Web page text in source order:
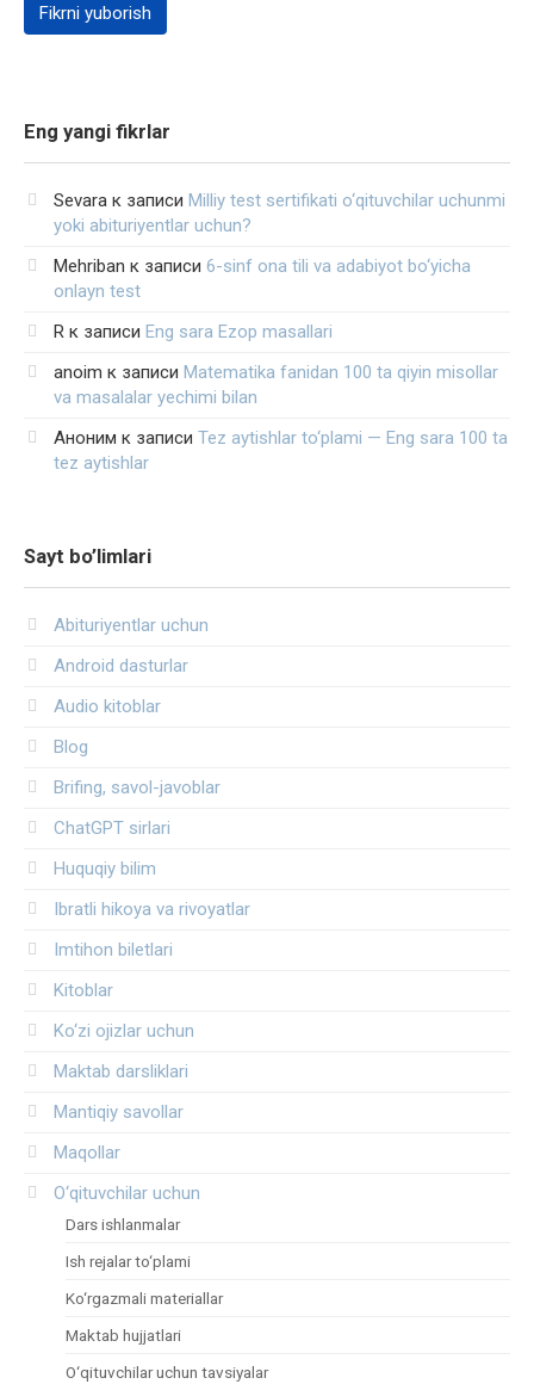
Eng yangi fikrlar
Sevara к записи Milliy test sertifikati o‘qituvchilar uchunmi
yoki abituriyentlar uchun?
Mehriban к записи 6-sinf ona tili va adabiyot bo‘yicha
onlayn test
R к записи Eng sara Ezop masallari
anoim к записи Matematika fanidan 100 ta qiyin misollar
va masalalar yechimi bilan
Аноним к записи Tez aytishlar to‘plami — Eng sara 100 ta
tez aytishlar
Sayt bo’limlari
Abituriyentlar uchun
Android dasturlar
Audio kitoblar
Blog
Brifing, savol-javoblar
ChatGPT sirlari
Huquqiy bilim
Ibratli hikoya va rivoyatlar
Imtihon biletlari
Kitoblar
Ko‘zi ojizlar uchun
Maktab darsliklari
Mantiqiy savollar
Maqollar
O‘qituvchilar uchun
Dars ishlanmalar
Ish rejalar to‘plami
Ko‘rgazmali materiallar
Maktab hujjatlari
O‘qituvchilar uchun tavsiyalar